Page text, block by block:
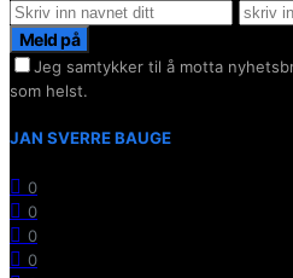
Meld på
Jeg samtykker til å motta
som helst.
JAN SVERRE BAUGE
0
0
0
0